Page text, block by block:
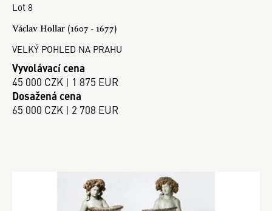
Lot 8
Václav Hollar (1607 - 1677)
VELKÝ POHLED NA PRAHU
Vyvolávací cena
45 000 CZK | 1 875 EUR
Dosažená cena
65 000 CZK | 2 708 EUR